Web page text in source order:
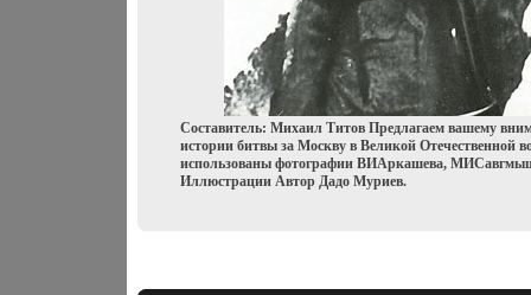
Составитель: Михаил Титов Предлагаем вашему
истории битвы за Москву в Великой Отечественной
использованы фотографии ВИАркашева,
Иллюстрации Автор Дадо Муриев.